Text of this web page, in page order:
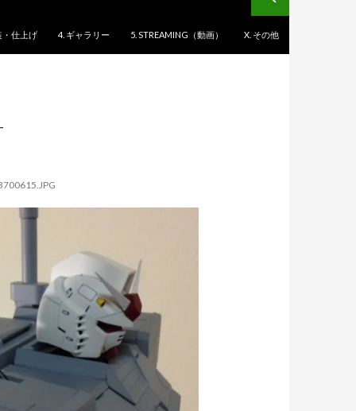
・仕上げ 4. ギャラリー 5. STREAMING（動画） X. その他